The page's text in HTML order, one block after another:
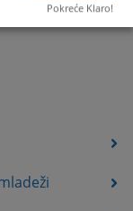
Pokreće Klaro!